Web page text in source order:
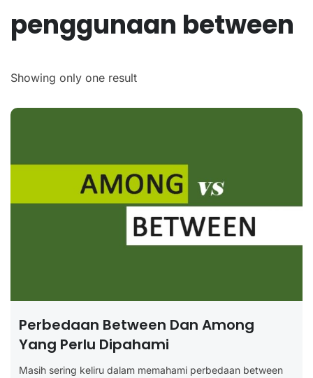
penggunaan between
Showing only one result
Perbedaan Between Dan Among
Yang Perlu Dipahami
Masih sering keliru dalam memahami perbedaan between